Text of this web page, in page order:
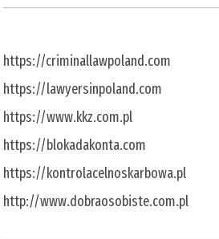
https://criminallawpoland.com
https://lawyersinpoland.com
https://www.kkz.com.pl
https://blokadakonta.com
https://kontrolacelnoskarbowa.pl
http://www.dobraosobiste.com.pl